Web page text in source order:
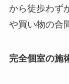
から徒歩わず
や買い物の合
完全個室の施